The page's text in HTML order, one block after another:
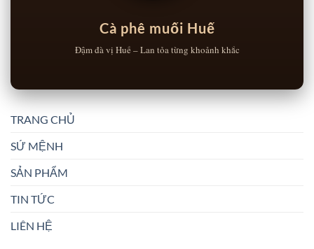
Cà phê muối Huế
Đậm đà vị Huế – Lan tỏa từng khoảnh khắc
TRANG CHỦ
SỨ MỆNH
SẢN PHẨM
TIN TỨC
LIÊN HỆ